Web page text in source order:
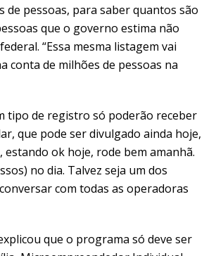
de pessoas, para saber quantos são
que o governo estima não
“Essa mesma listagem vai
conta de milhões de pessoas na
tipo de registro só poderão receber
que pode ser divulgado ainda hoje,
ok hoje, rode bem amanhã.
no dia. Talvez seja um dos
com todas as operadoras
que o programa só deve ser